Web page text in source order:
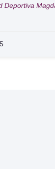
Deportiva